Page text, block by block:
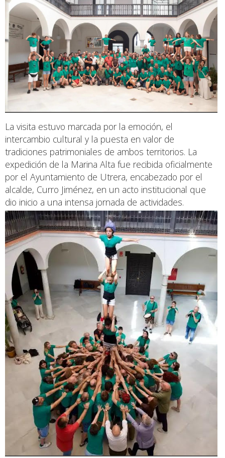
La visita estuvo marcada por la emoción, el
intercambio cultural y la puesta en valor de
tradiciones patrimoniales de ambos territorios. La
expedición de la Marina Alta fue recibida oficialmente
por el Ayuntamiento de Utrera, encabezado por el
alcalde, Curro Jiménez, en un acto institucional que
dio inicio a una intensa jornada de actividades.